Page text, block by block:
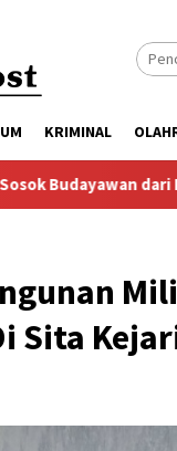
KRIMINAL
Mr. Crues Collen
Sita